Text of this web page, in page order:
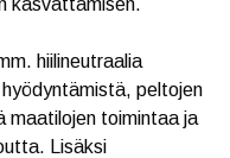
hiilineutraalia
peltojen
maatilojen toimintaa ja
Lisäksi